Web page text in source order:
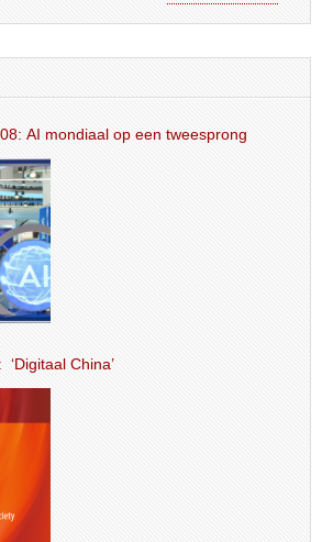
De Leestafel # 108: AI mondiaal op een tweesprong
China’